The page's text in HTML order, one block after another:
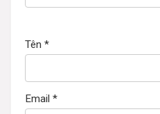
Tên *
Email *